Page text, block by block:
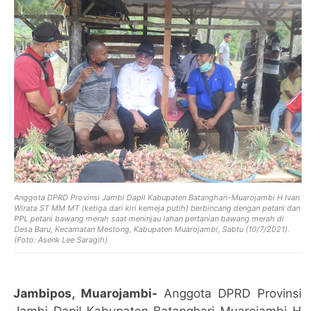
Anggota DPRD Provinsi Jambi Dapil Kabupaten Batanghari-Muarojambi H Ivan
Wirata ST MM MT (ketiga dari kiri kemeja putih) berbincang dengan petani dan
PPL petani bawang merah saat meninjau lahan pertanian bawang merah di
Desa Baru, Kecamatan Mestong, Kabupaten Muarojambi, Sabtu (10/7/2021).
(Foto: Asenk Lee Saragih)
Jambipos, Muarojambi- Anggota DPRD Provinsi